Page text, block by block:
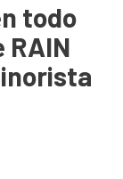
todo
RAIN